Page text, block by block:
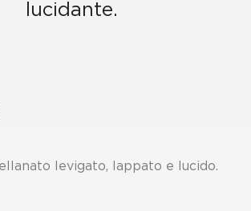
lucidante.
levigato, lappato e lucido.